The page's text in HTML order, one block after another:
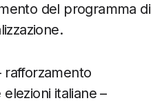
del programma di
rafforzamento
italiane –